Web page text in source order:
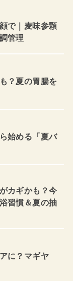
で｜麦味参顆
管理
？夏の胃腸を
始める「夏バ
カギかも？今
習慣＆夏の抽
に？マギヤ